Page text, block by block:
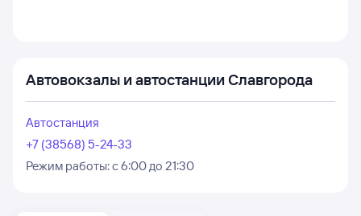
Автовокзалы и автостанции Славгорода
Автостанция
+7 (38568) 5-24-33
Режим работы:с 6:00 до 21:30